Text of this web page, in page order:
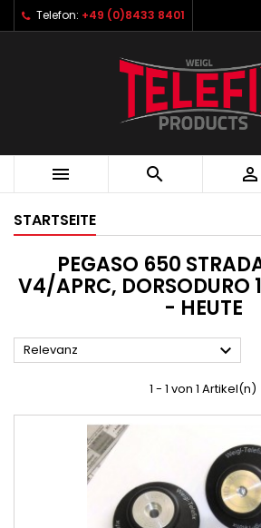
Telefon: +49 (0)8433 8401
  
STARTSEITE
PEGASO 650
V4/APRC, DORSODURO
- HEUTE
Relevanz 
1 - 1 von 1 Artikel(n)